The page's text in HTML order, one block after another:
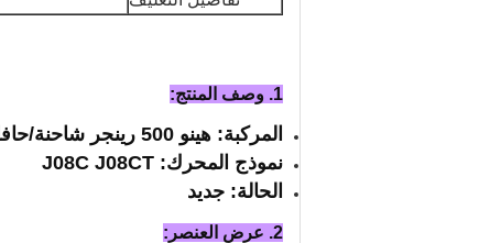
1. وصف المنتج:
المركبة: هينو 500 رينجر شاحنة/حافلة
نموذج المحرك: J08C J08CT
الحالة: جديد
2. عرض العنصر: